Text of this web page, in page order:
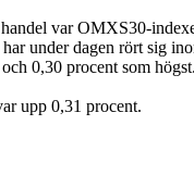
var OMXS30-
under dagen rört sig
0,30 procent som högst.
upp 0,31 procent.